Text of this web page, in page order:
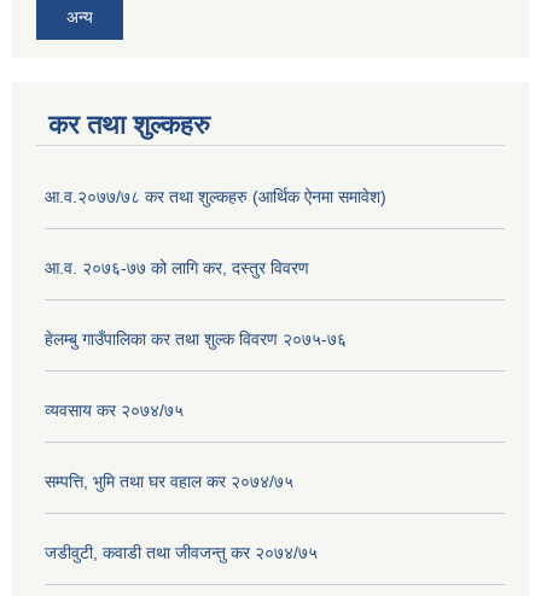
अन्य
कर तथा शुल्कहरु
आ.व.२०७७/७८ कर तथा शुल्कहरु (आर्थिक ऐनमा समावेश)
आ.व. २०७६-७७ को लागि कर, दस्तुर विवरण
हेलम्बु गाउँपालिका कर तथा शुल्क विवरण २०७५-७६
व्यवसाय कर २०७४/७५
सम्पत्ति, भुमि तथा घर वहाल कर २०७४/७५
जडीवुटी, कवाडी तथा जीवजन्तु कर २०७४/७५